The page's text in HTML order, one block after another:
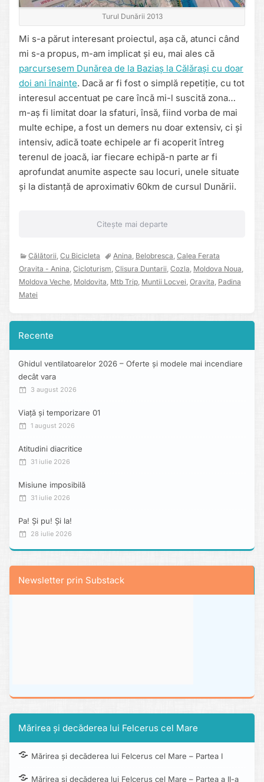
Turul Dunării 2013
Mi s-a părut interesant proiectul, așa că, atunci când
mi s-a propus, m-am implicat și eu, mai ales că
parcursesem Dunărea de la Baziaș la Călărași cu doar
doi ani înainte. Dacă ar fi fost o simplă repetiție, cu tot
interesul accentuat pe care încă mi-l suscită zona…
m-aș fi limitat doar la sfaturi, însă, fiind vorba de mai
multe echipe, a fost un demers nu doar extensiv, ci și
intensiv, adică toate echipele ar fi acoperit întreg
terenul de joacă, iar fiecare echipă-n parte ar fi
aprofundat anumite aspecte sau locuri, unele situate
și la distanță de aproximativ 60km de cursul Dunării.
Citește mai departe
Călătorii Cu Bicicleta Anina Belobresca Calea Ferata
Oravita - Anina Cicloturism Clisura Duntarii Cozla Moldova Noua
Moldova Veche Moldovita Mtb Trip Muntii Locvei Oravita Padina
Matei
Recente
Ghidul ventilatoarelor 2026 – Oferte și modele mai incendiare
decât vara
3 august 2026
Viață și temporizare 01
1 august 2026
Atitudini diacritice
31 iulie 2026
Misiune imposibilă
31 iulie 2026
Pa! Și pu! Și la!
28 iulie 2026
Newsletter prin Substack
Mărirea și decăderea lui Felcerus cel Mare
Mărirea și decăderea lui Felcerus cel Mare – Partea I
Mărirea și decăderea lui Felcerus cel Mare – Partea a II-a